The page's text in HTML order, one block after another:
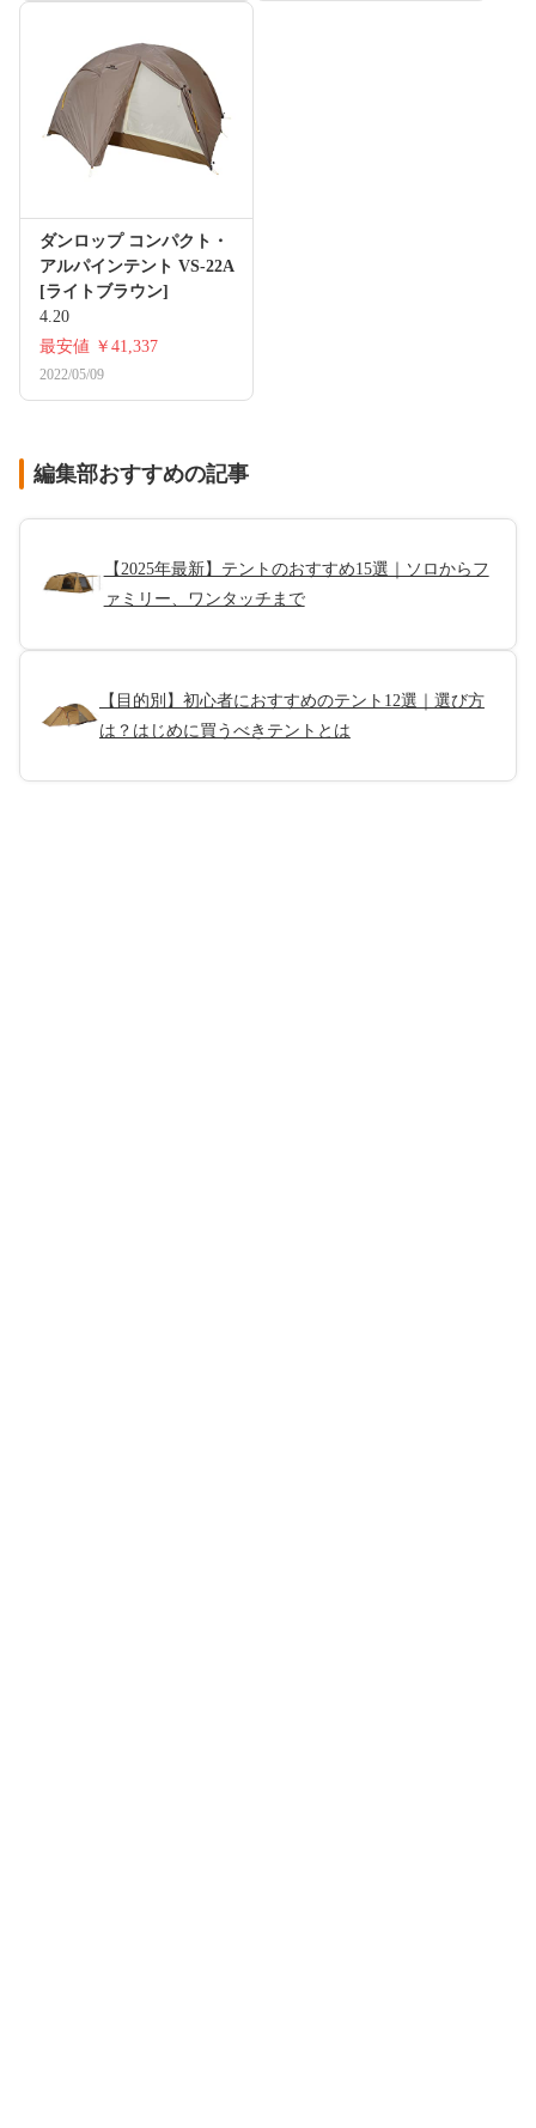
ダンロップ コンパクト・
アルパインテント VS-22A
[ライトブラウン]
4.20
最安値 ￥41,337
2022/05/09
編集部おすすめの記事
【2025年最新】テントのおすすめ15選｜ソロからフ
ァミリー、ワンタッチまで
【目的別】初心者におすすめのテント12選｜選び方
は？はじめに買うべきテントとは